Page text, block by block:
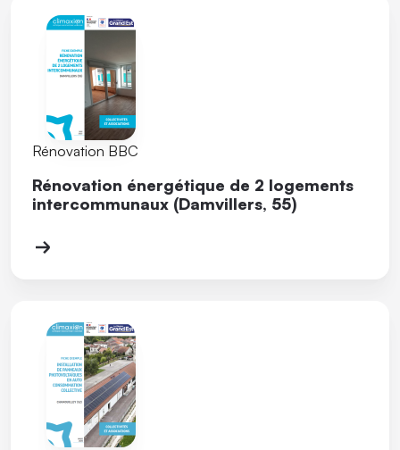
Rénovation BBC
Rénovation énergétique de 2 logements
intercommunaux (Damvillers, 55)